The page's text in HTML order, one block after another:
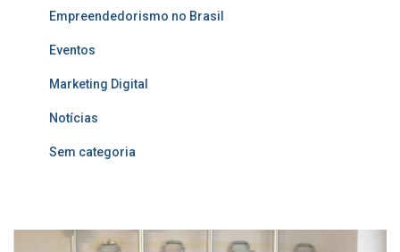
Empreendedorismo no Brasil
Eventos
Marketing Digital
Notícias
Sem categoria